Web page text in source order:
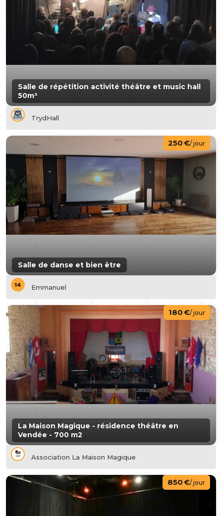
Salle de répétition activité théâtre et music hall
50m²
TrydHall
Salle de danse et bien être
250 €/ jour
Emmanuel
La Maison Magique - résidence théâtre en
Vendée - 700 m2
180 €/ jour
Association La Maison Magique
850 €/ jour